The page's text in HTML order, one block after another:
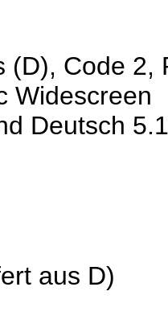
(D), Code 2,
Widescreen
Deutsch
aus D)